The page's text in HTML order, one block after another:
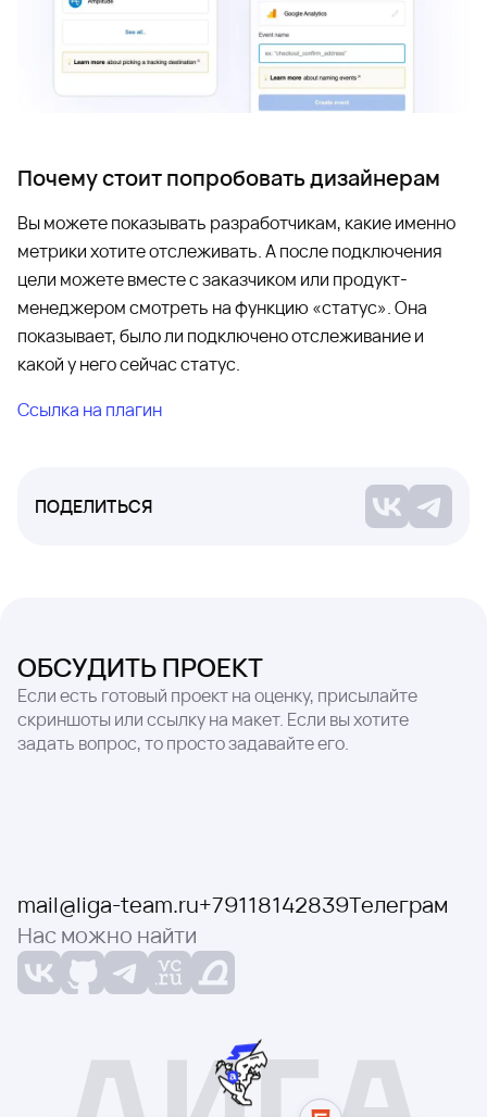
Почему стоит попробовать дизайнерам
Вы можете показывать разработчикам, какие именно
метрики хотите отслеживать. А после подключения
цели можете вместе с заказчиком или продукт-
менеджером смотреть на функцию «статус». Она
показывает, было ли подключено отслеживание и
какой у него сейчас статус.
Ссылка на плагин
ПОДЕЛИТЬСЯ
ОБСУДИТЬ ПРОЕКТ
Если есть готовый проект на оценку, присылайте
скриншоты или ссылку на макет. Если вы хотите
задать вопрос, то просто задавайте его.
mail@liga-team.ru+79118142839Телеграм
Нас можно найти